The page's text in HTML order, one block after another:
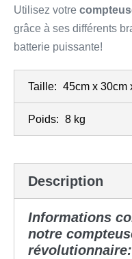
Utilisez votre
grâce à ses différents
batterie puissante!
Taille: 45cm x 30cm
Poids: 8 kg
Description
Informations
notre
révolutionnaire: